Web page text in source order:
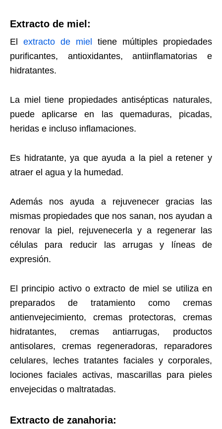
Extracto de miel:
El extracto de miel
tiene múltiples propiedades
purificantes, antioxidantes, antiinflamatorias e
hidratantes.
La miel tiene propiedades antisépticas naturales,
puede aplicarse en las quemaduras, picadas,
heridas e incluso inflamaciones.
Es hidratante, ya que ayuda a la piel a retener y
atraer el agua y la humedad.
Además nos ayuda a rejuvenecer gracias las
mismas propiedades que nos sanan, nos ayudan a
renovar la piel, rejuvenecerla y a regenerar las
células para reducir las arrugas y líneas de
expresión.
El principio activo o extracto de miel se utiliza en
preparados de tratamiento como cremas
antienvejecimiento, cremas protectoras, cremas
hidratantes, cremas antiarrugas, productos
antisolares, cremas regeneradoras, reparadores
celulares, leches tratantes faciales y corporales,
lociones faciales activas, mascarillas para pieles
envejecidas o maltratadas.
Extracto de zanahoria: